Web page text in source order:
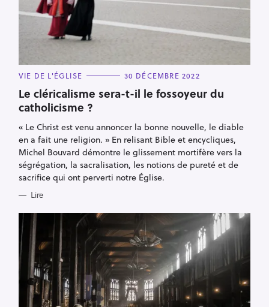
C
T
E
G
O
I
E
S
VIE DE L'ÉGLISE 30 DÉCEMBRE 2022
Le cléricalisme sera-t-il le fossoyeur du
catholicisme ?
« Le Christ est venu annoncer la bonne nouvelle, le diable
en a fait une religion. » En relisant Bible et encycliques,
Michel Bouvard démontre le glissement mortifère vers la
ségrégation, la sacralisation, les notions de pureté et de
sacrifice qui ont perverti notre Église.
Lire